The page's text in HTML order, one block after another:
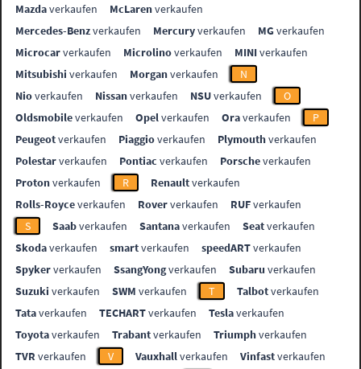
Mazdaverkaufen McLarenverkaufen
Mercedes-Benzverkaufen Mercuryverkaufen MGverkaufen
Microcarverkaufen Microlinoverkaufen MINIverkaufen
Mitsubishi verkaufen Morganverkaufen
N
Nioverkaufen Nissanverkaufen NSUverkaufen
O
Oldsmobileverkaufen Opelverkaufen Oraverkaufen
P
Peugeotverkaufen Piaggioverkaufen Plymouthverkaufen
Polestarverkaufen Pontiac verkaufen Porscheverkaufen
Protonverkaufen R Renaultverkaufen
Rolls-Royceverkaufen Roververkaufen RUFverkaufen
S
Saabverkaufen Santanaverkaufen Seatverkaufen
Skodaverkaufen smartverkaufen speedARTverkaufen
Spykerverkaufen SsangYongverkaufen Subaru verkaufen
Suzuki verkaufen SWM verkaufen T Talbotverkaufen
Tataverkaufen TECHARTverkaufen Teslaverkaufen
Toyotaverkaufen Trabantverkaufen Triumphverkaufen
TVR verkaufen V Vauxhallverkaufen Vinfastverkaufen